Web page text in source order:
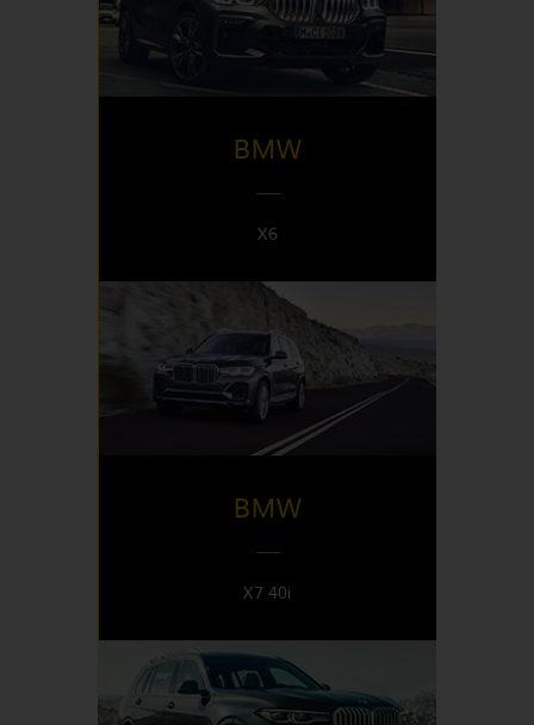
Italy
BMW
X6
DISPONIBLE EN
Switzerland
BMW
X7 40i
DISPONIBLE EN